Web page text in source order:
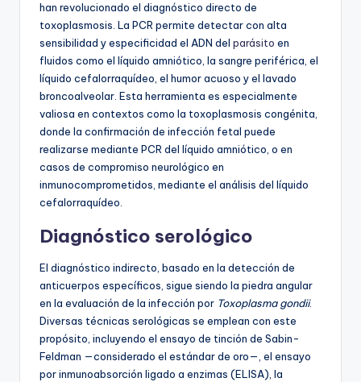
han revolucionado el diagnóstico directo de
toxoplasmosis. La PCR permite detectar con alta
sensibilidad y especificidad el ADN del parásito en
fluidos como el líquido amniótico, la sangre periférica, el
líquido cefalorraquídeo, el humor acuoso y el lavado
broncoalveolar. Esta herramienta es especialmente
valiosa en contextos como la toxoplasmosis congénita,
donde la confirmación de infección fetal puede
realizarse mediante PCR del líquido amniótico, o en
casos de compromiso neurológico en
inmunocomprometidos, mediante el análisis del líquido
cefalorraquídeo.
Diagnóstico serológico
El diagnóstico indirecto, basado en la detección de
anticuerpos específicos, sigue siendo la piedra angular
en la evaluación de la infección por Toxoplasma gondii.
Diversas técnicas serológicas se emplean con este
propósito, incluyendo el ensayo de tinción de Sabin-
Feldman —considerado el estándar de oro—, el ensayo
por inmunoabsorción ligado a enzimas (ELISA), la